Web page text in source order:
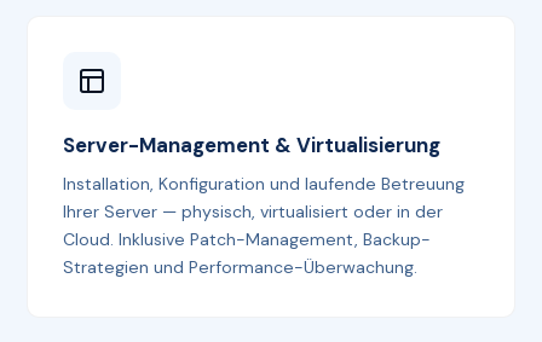
Server-Management & Virtualisierung
Installation, Konfiguration und laufende Betreuung
Ihrer Server — physisch, virtualisiert oder in der
Cloud. Inklusive Patch-Management, Backup-
Strategien und Performance-Überwachung.